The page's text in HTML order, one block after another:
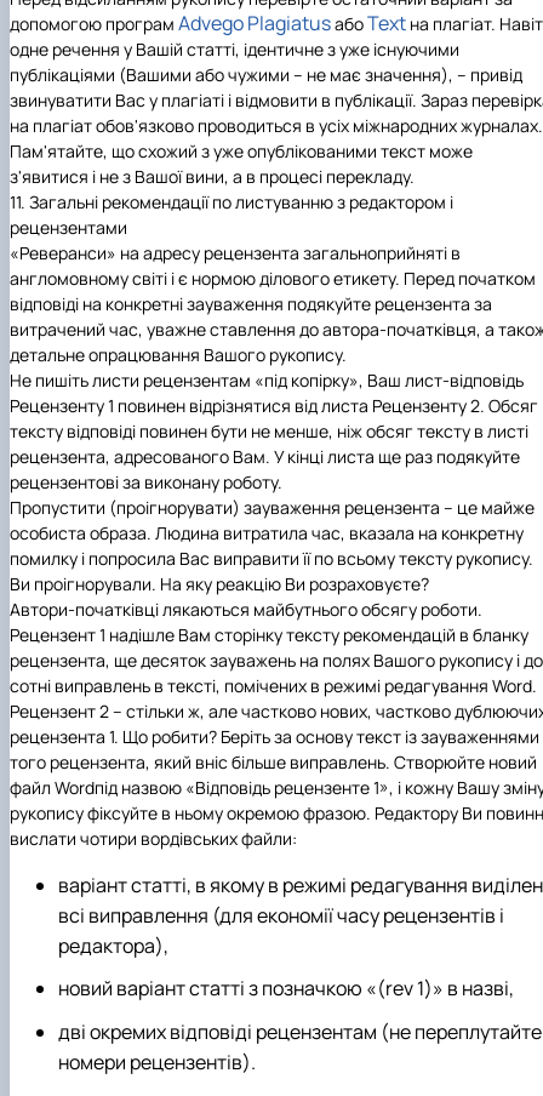
допомогою програм Advego PlagiatusабоText на плагіат.
одне речення у Вашій статті, ідентичне з уже існуючими
публікаціями (Вашими або чужими – не має значення), – привід
звинуватити Вас у плагіаті і відмовити в публікації. Зараз
на плагіат обов'язково проводиться в усіх міжнародних журналах.
Пам'ятайте, що схожий з уже опублікованими текст може
з'явитися і не з Вашої вини, а в процесі перекладу.
11. Загальні рекомендації по листуванню з редактором і
рецензентами
«Реверанси» на адресу рецензента загальноприйняті в
англомовному світі і є нормою ділового етикету. Перед початком
відповіді на конкретні зауваження подякуйте рецензента за
витрачений час, уважне ставлення до автора-початківця, а
детальне опрацювання Вашого рукопису.
Не пишіть листи рецензентам «під копірку», Ваш лист-відповідь
Рецензенту 1 повинен відрізнятися від листа Рецензенту 2. Обсяг
тексту відповіді повинен бути не менше, ніж обсяг тексту в листі
рецензента, адресованого Вам. У кінці листа ще раз подякуйте
рецензентові за виконану роботу.
Пропустити (проігнорувати) зауваження рецензента – це майже
особиста образа. Людина витратила час, вказала на конкретну
помилку і попросила Вас виправити її по всьому тексту рукопису.
Ви проігнорували. На яку реакцію Ви розраховуєте?
Автори-початківці лякаються майбутнього обсягу роботи.
Рецензент 1 надішле Вам сторінку тексту рекомендацій в бланку
рецензента, ще десяток зауважень на полях Вашого рукопису і до
сотні виправлень в тексті, помічених в режимі редагування Word.
Рецензент 2 – стільки ж, але частково нових, частково
рецензента 1. Що робити? Беріть за основу текст із зауваженнями
того рецензента, який вніс більше виправлень. Створюйте новий
файл Wordпід назвою «Відповідь рецензентe1», і кожну Вашу
рукопису фіксуйте в ньому окремою фразою. Редактору Ви
вислати чотири вордівських файли:
варіант статті, в якому в режимі редагування
всі виправлення (для економії часу рецензентів і
редактора),
новий варіант статті з позначкою «(rev 1)» в назві,
дві окремих відповіді рецензентам (не переплутайте
номери рецензентів).